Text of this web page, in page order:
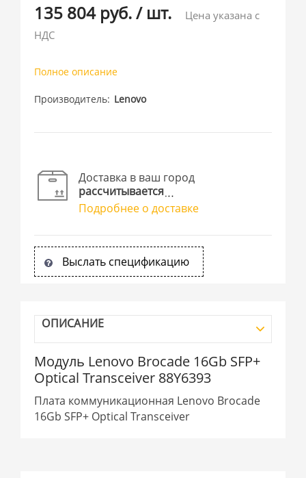
135 804 руб./ шт.
Цена указана с
НДС
Полное описание
Производитель Lenovo
Доставка в ваш город
рассчитывается
Подробнее о доставке
Выслать спецификацию
ОПИСАНИЕ
Модуль Lenovo Brocade 16Gb SFP+
Optical Transceiver 88Y6393
Плата коммуникационная Lenovo Brocade
16Gb SFP+ Optical Transceiver